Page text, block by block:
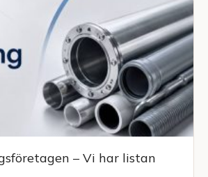
– Vi har listan